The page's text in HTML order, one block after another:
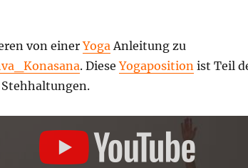
von einerYoga Anleitung zu
. DieseYogaposition ist Teil